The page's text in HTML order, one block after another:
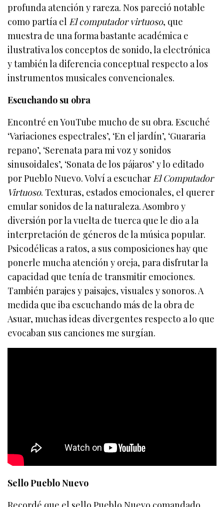
profunda atención y rareza. Nos pareció notable
como partía el El computador virtuoso, que
muestra de una forma bastante académica e
ilustrativa los conceptos de sonido, la electrónica
y también la diferencia conceptual respecto a los
instrumentos musicales convencionales.
Escuchando su obra
Encontré en YouTube mucho de su obra. Escuché
‘Variaciones espectrales’, ‘En el jardín’, ‘Guararia
repano’, ‘Serenata para mi voz y sonidos
sinusoidales’, ‘Sonata de los pájaros’ y lo editado
por Pueblo Nuevo. Volví a escuchar El Computador
Virtuoso. Texturas, estados emocionales, el querer
emular sonidos de la naturaleza. Asombro y
diversión por la vuelta de tuerca que le dio a la
interpretación de géneros de la música popular.
Psicodélicas a ratos, a sus composiciones hay que
ponerle mucha atención y oreja, para disfrutar la
capacidad que tenía de transmitir emociones.
También parajes y paisajes, visuales y sonoros. A
medida que iba escuchando más de la obra de
Asuar, muchas ideas divergentes respecto a lo que
evocaban sus canciones me surgían.
Sello Pueblo Nuevo